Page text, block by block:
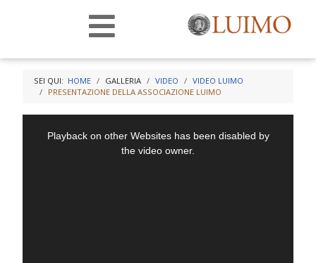
SEI QUI: HOME GALLERIA VIDEO
VIDEO LUIMO
PRESENTAZIONE DELLA ASSOCIAZIONE LUIMO